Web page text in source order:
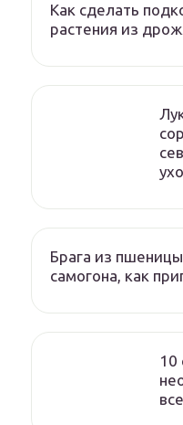
Как сделать
растения из
Брага из
самогона, как
10